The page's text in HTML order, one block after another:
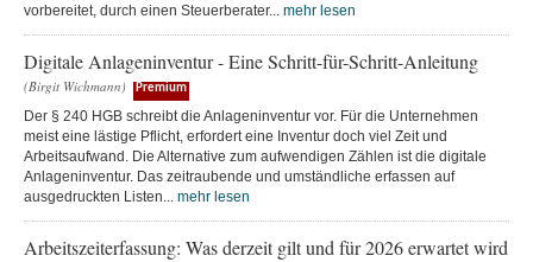
vorbereitet, durch einen Steuerberater... mehr lesen
Digitale Anlageninventur - Eine Schritt-für-Schritt-Anleitung
(Birgit Wichmann) Premium
Der § 240 HGB schreibt die Anlageninventur vor. Für die Unternehmen
meist eine lästige Pflicht, erfordert eine Inventur doch viel Zeit und
Arbeitsaufwand. Die Alternative zum aufwendigen Zählen ist die digitale
Anlageninventur. Das zeitraubende und umständliche erfassen auf
ausgedruckten Listen... mehr lesen
Arbeitszeiterfassung: Was derzeit gilt und für 2026 erwartet wird